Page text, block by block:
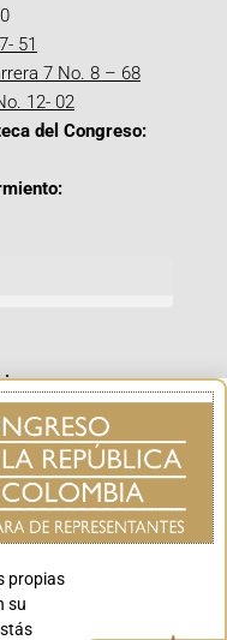
51
7 No. 8 – 68
12- 02
del Congreso:
propias
su